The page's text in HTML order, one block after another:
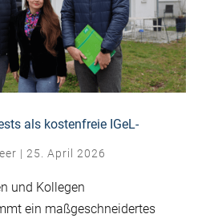
als kostenfreie IGeL-
| 25. April 2026
und Kollegen
ein maßgeschneidertes